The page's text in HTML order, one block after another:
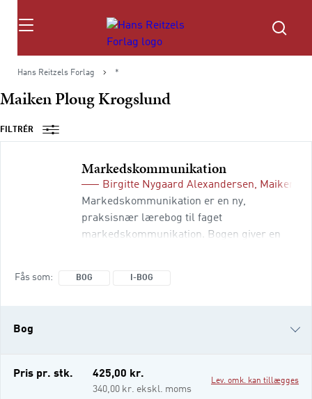
Søg
Hans Reitzels Forlag *
Maiken Ploug Krogslund
FILTRÉR
Markedskommunikation
Birgitte Nygaard Alexandersen, Maiken
Markedskommunikation er en ny,
praksisnær lærebog til faget
markedskommunikation. Bogen giver en
en opdateret indføring i et fag, der spænder
de første ka
Fås som BOG I-BOG
Bog
i-bog
Pris pr. stk. 425,00 kr.
340,00 kr. ekskl. moms
Lev. omk. kan tillægges